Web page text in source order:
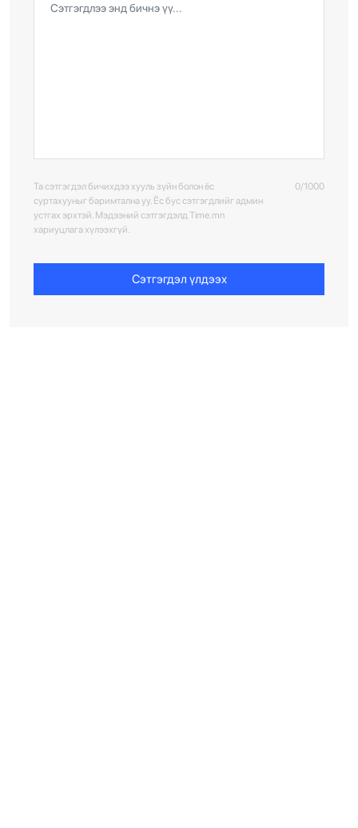
Та сэтгэгдэл бичихдээ хууль зүйн болон ёс
суртахууныг баримтална уу. Ёс бус сэтгэгдлийг админ
устгах эрхтэй. Мэдээний сэтгэгдэлд Time.mn
хариуцлага хүлээхгүй.
0/1000
Сэтгэгдэл үлдээх